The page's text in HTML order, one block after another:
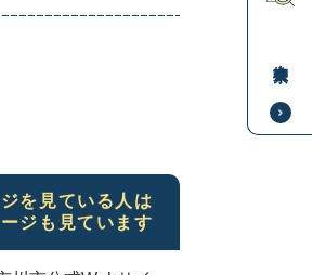
を見ている人は
ジも見ています